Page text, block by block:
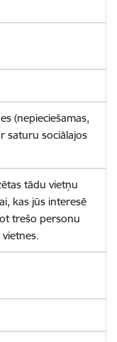
(nepieciešamas,
saturu sociālajos
tādu vietņu
kas jūs interesē
trešo personu